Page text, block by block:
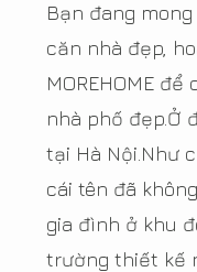
Bạn đang
căn nhà đẹp,
MOREHOME
nhà phố đẹp.Ở
tại Hà Nội.Như
cái tên đã
gia đình ở khu
trường thiết kế